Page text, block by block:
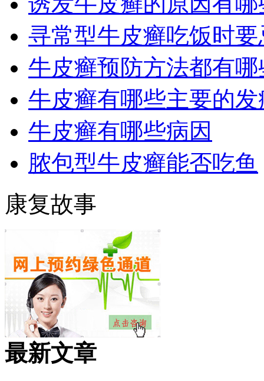
寻常型牛皮癣吃饭时
牛皮癣预防方法都有哪
牛皮癣有哪些主要的
牛皮癣有哪些病因
脓包型牛皮癣能否吃鱼
康复故事
最新文章